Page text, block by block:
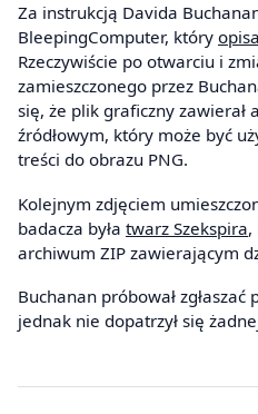
Za instrukcją Davida
BleepingComputer, który
Rzeczywiście po otwarciu i
zamieszczonego przez
się, że plik graficzny zawierał
źródłowym, który może być
treści do obrazu PNG.
Kolejnym zdjęciem
badacza była twarz Szekspira,
archiwum ZIP zawierającym
Buchanan próbował
jednak nie dopatrzył się